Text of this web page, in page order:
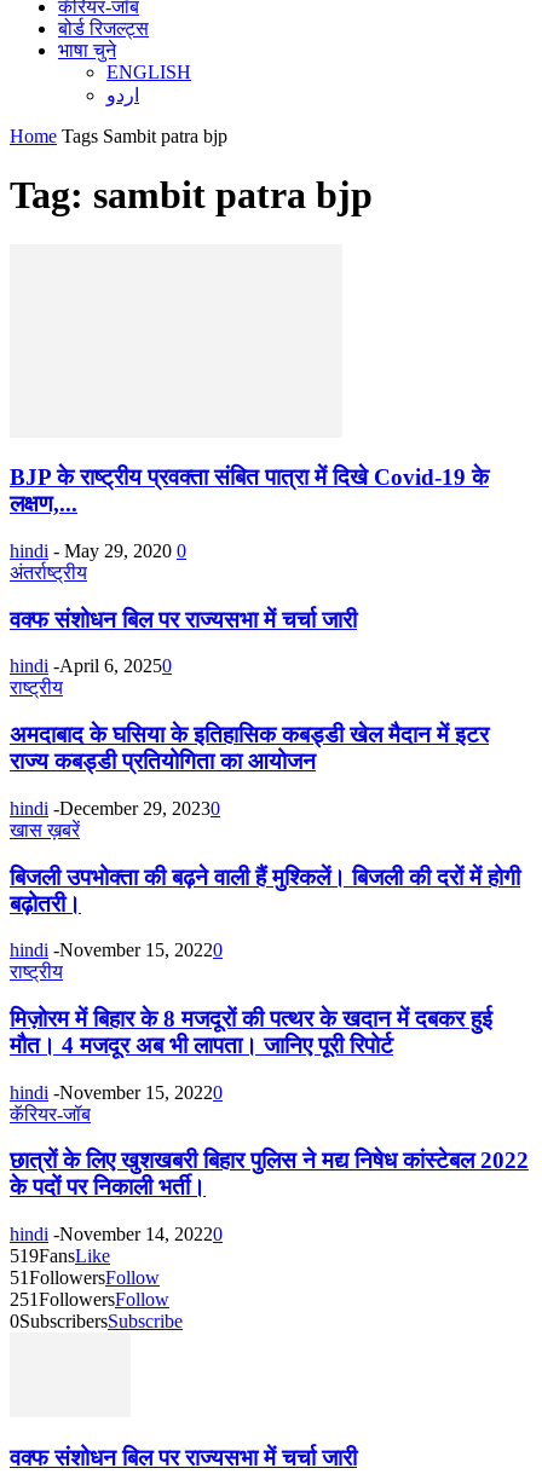
कॅरियर-जॉब
बोर्ड रिजल्ट्स
भाषा चुने
ENGLISH
اردو
Home Tags Sambit patra bjp
Tag: sambit patra bjp
BJP के राष्ट्रीय प्रवक्ता संबित पात्रा में दिखे Covid-19 के
लक्षण,...
hindi - May 29, 2020 0
अंतर्राष्ट्रीय
वक्फ संशोधन बिल पर राज्यसभा में चर्चा जारी
hindi -April 6, 20250
राष्ट्रीय
अमदाबाद के घसिया के इतिहासिक कबड्डी खेल मैदान में इटर
राज्य कबड्डी प्रतियोगिता का आयोजन
hindi -December 29, 20230
खास ख़बरें
बिजली उपभोक्ता की बढ़ने वाली हैं मुश्किलें। बिजली की दरों में होगी
बढ़ोतरी।
hindi -November 15, 20220
राष्ट्रीय
मिज़ोरम में बिहार के 8 मजदूरों की पत्थर के खदान में दबकर हुई
मौत। 4 मजदूर अब भी लापता। जानिए पूरी रिपोर्ट
hindi -November 15, 20220
कॅरियर-जॉब
छात्रों के लिए खुशखबरी बिहार पुलिस ने मद्य निषेध कांस्टेबल 2022
के पदों पर निकाली भर्ती।
hindi -November 14, 20220
519FansLike
51FollowersFollow
251FollowersFollow
0SubscribersSubscribe
वक्फ संशोधन बिल पर राज्यसभा में चर्चा जारी